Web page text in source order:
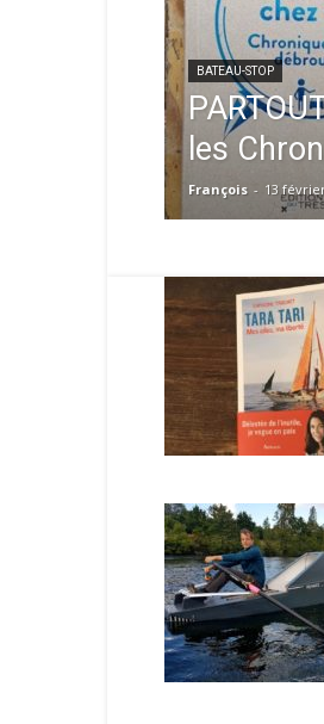
BATEAU-STOP
les
François - 13